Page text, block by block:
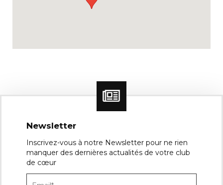
Newsletter
Inscrivez-vous à notre Newsletter pour ne rien
manquer des dernières actualités de votre club
de cœur